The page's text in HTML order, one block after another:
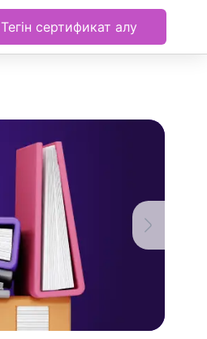
Тегін сертификат алу